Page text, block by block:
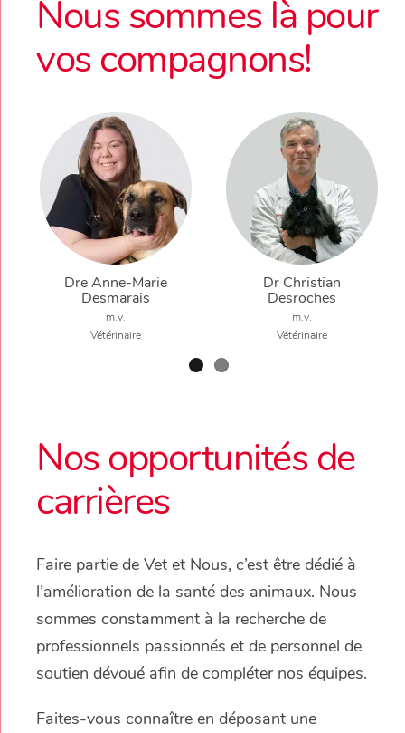
Nous sommes là pour
vos compagnons!
Dre Anne-Marie
Desmarais
m.v.
Vétérinaire
Dr Christian
Desroches
m.v.
Vétérinaire
Nos opportunités de
carrières
Faire partie de Vet et Nous, c’est être dédié à
l’amélioration de la santé des animaux. Nous
sommes constamment à la recherche de
professionnels passionnés et de personnel de
soutien dévoué afin de compléter nos équipes.
Faites-vous connaître en déposant une